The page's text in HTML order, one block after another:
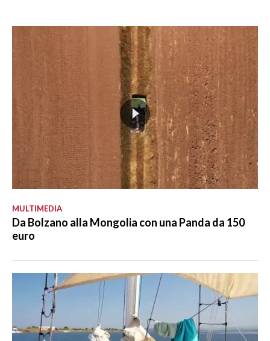
MULTIMEDIA
Da Bolzano alla Mongolia con una Panda da 150
euro